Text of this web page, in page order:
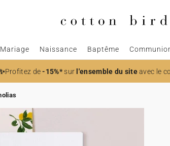
Mariage Naissance Baptême
Profitez de-15%*surl'ensemble du siteavec le